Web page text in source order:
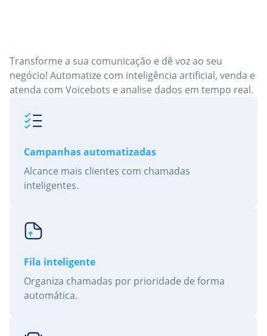
Transforme a sua comunicação e dê voz ao seu
negócio! Automatize com inteligência artificial, venda e
atenda com Voicebots e analise dados em tempo real.
Campanhas automatizadas
Alcance mais clientes com chamadas
inteligentes.
Fila inteligente
Organiza chamadas por prioridade de forma
automática.